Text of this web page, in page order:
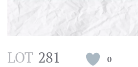
LOT 281 0